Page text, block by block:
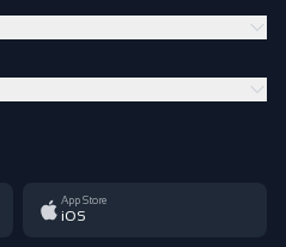
App Store
iOS